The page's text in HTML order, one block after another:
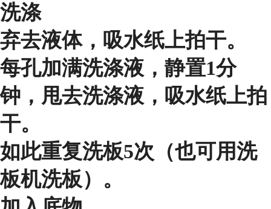
洗涤
弃去液体，吸水纸上拍干。
每孔加满洗涤液，静置1分
钟，甩去洗涤液，吸水纸上拍
干。
如此重复洗板5次（也可用洗
板机洗板）。